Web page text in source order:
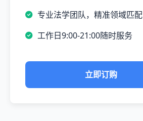
专业法学团队，精准领域匹配
工作日9:00-21:00随时服务
立即订购